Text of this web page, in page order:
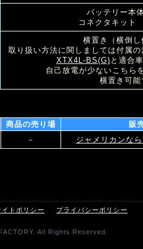
バッテリー
コネクタキッ
横置き（横倒
取り扱い方法に関しましては付属
XTX4L-BS(G) と適合
自己放電が少ないこちら
横置き可
商品の売り場
販
－ ジャメリカンな
イトポリシー プライバシーポリシー
All Rights Reserved.